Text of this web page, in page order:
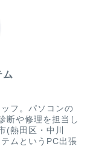
ム
フ。パソコンの
断や修理を担当し
(熱田区・中川
ムというPC出張